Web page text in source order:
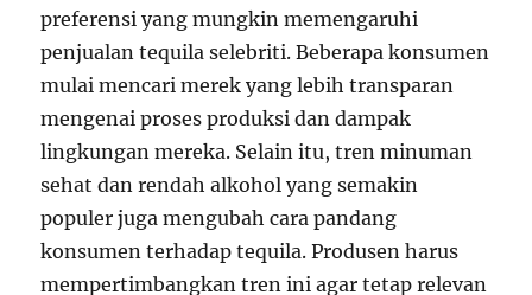
preferensi yang mungkin memengaruhi
penjualan tequila selebriti. Beberapa konsumen
mulai mencari merek yang lebih transparan
mengenai proses produksi dan dampak
lingkungan mereka. Selain itu, tren minuman
sehat dan rendah alkohol yang semakin
populer juga mengubah cara pandang
konsumen terhadap tequila. Produsen harus
mempertimbangkan tren ini agar tetap relevan